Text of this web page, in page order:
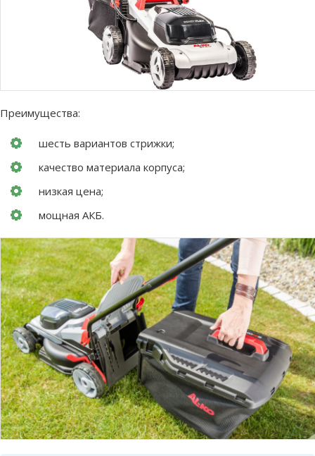
Преимущества:
шесть вариантов стрижки;
качество материала корпуса;
низкая цена;
мощная АКБ.